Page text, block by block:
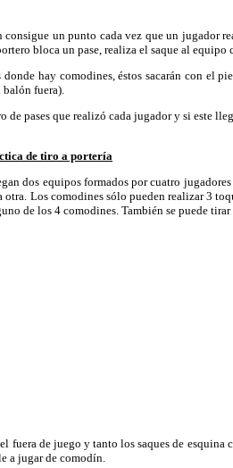
un punto cada vez que un jugador
bloca un pase, realiza el saque al
hay comodines, éstos sacarán con el
fuera).
de pases que realizó cada jugador y si este
de tiro a portería
dos equipos formados por cuatro
otra. Los comodines sólo pueden realizar 3
de los 4 comodines. También se puede
fuera de juego y tanto los saques de
a jugar de comodín.